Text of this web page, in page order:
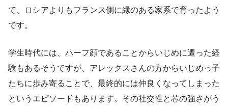
で、ロシアよりもフランス側に縁のある家系で育ったよう
です。
学生時代には、ハーフ顔であることからいじめに遭った経
験もあるそうですが、アレックスさんの方からいじめっ子
たちに歩み寄ることで、最終的には仲良くなってしまった
というエピソードもあります。その社交性と芯の強さがう